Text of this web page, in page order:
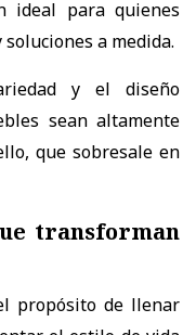
ideal para quienes
a medida.
y el diseño
sean altamente
que sobresale en
transforman
propósito de llenar